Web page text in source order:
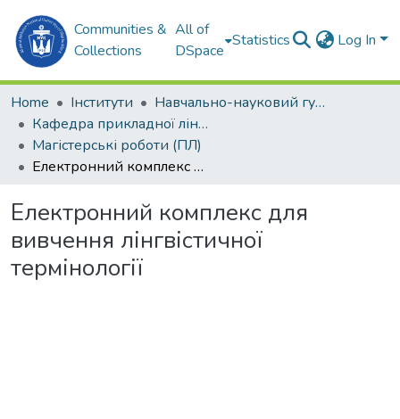
Communities &
Collections
All of
DSpace
Statistics Log In
Home Інститути
Навчально-науковий гуманітарний інститут (ННГІ)
Кафедра прикладної лінгвістики (ПЛ)
Магістерські роботи (ПЛ)
Електронний комплекс для вивчення лінгвістичної термінології
Електронний комплекс для
вивчення лінгвістичної
термінології